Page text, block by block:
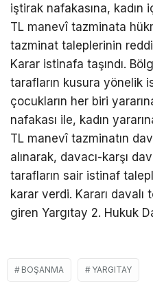
iştirak nafakasına, kadın
TL manevî tazminata
tazminat taleplerinin
Karar istinafa taşındı.
tarafların kusura yönelik
çocukların her biri
nafakası ile, kadın
TL manevî tazminatın
alınarak, davacı-karşı
tarafların sair istinaf
karar verdi. Kararı
giren Yargıtay 2. Hukuk
BOŞANMA YARGITAY